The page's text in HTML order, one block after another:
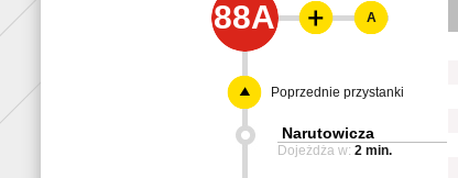
88A A
Poprzednie przystanki
Narutowicza
Dojeżdża w: 2 min.